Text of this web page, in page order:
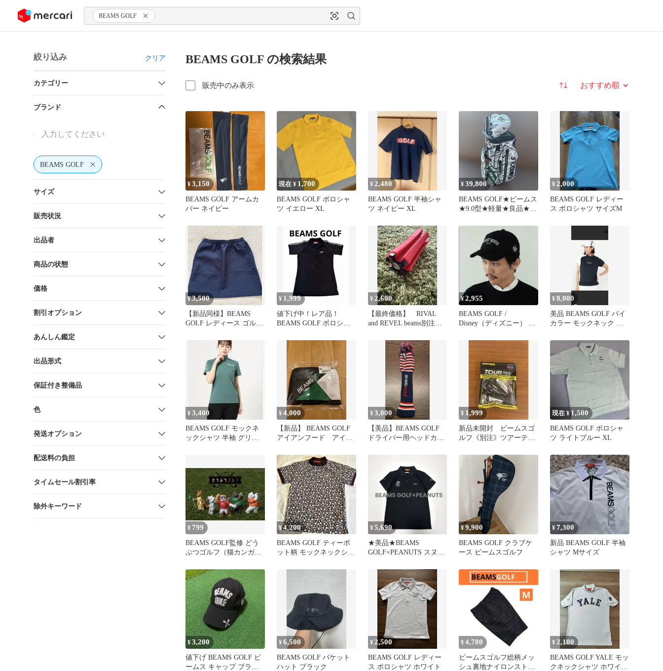
ツにスキップ BEAMS GOLF
絞り込み クリア
カテゴリー
ブランド
BEAMS GOLF
サイズ
販売状況
出品者
商品の状態
価格
割引オプション
あんしん鑑定
出品形式
保証付き整備品
色
発送オプション
配送料の負担
タイムセール割引率
除外キーワード
BEAMS GOLF の検索結果
販売中のみ表示 並び替え
¥3,150
BEAMS GOLF アームカ
バー ネイビー
現在 ¥ 1,700
BEAMS GOLF ポロシャ
ツ イエロー XL
¥ 2,480
BEAMS GOLF 半袖シャ
ツ ネイビー XL
¥39,800
BEAMS GOLF★ビームス
★9.0型★軽量★良品★ス
¥ 2,000
BEAMS GOLF レディー
ス ポロシャツ サイズM
¥3,500
【新品同様】BEAMS
GOLF レディース ゴルフ
¥ 1,999
値下げ中！レア品！
BEAMS GOLF ポロシャ
¥ 2,600
【最終価格】 RIVAL
and REVEL beams別注
¥2,955
BEAMS GOLF /
Disney（ディズニー） キ
¥8,000
美品 BEAMS GOLF バイ
カラー モックネック シ
¥3,400
BEAMS GOLF モックネ
ックシャツ 半袖 グリー
¥4,000
【新品】 BEAMS GOLF
アイアンフード アイア
¥3,000
【美品】BEAMS GOLF
ドライバー用ヘッドカバ
¥ 1,999
新品未開封 ビームスゴ
ルフ《別注》ツアーティ
現在 ¥1,500
BEAMS GOLF ポロシャ
ツ ライトブルー XL
¥ 799
BEAMS GOLF監修 どう
ぶつゴルフ（猫カンガル
¥4,200
BEAMS GOLF ティーポ
ット柄 モックネックシャ
¥5,690
★美品★BEAMS
GOLF×PEANUTS スヌー
¥9,900
BEAMS GOLF クラブケ
ース ビームスゴルフ
¥7,300
新品 BEAMS GOLF 半袖
シャツ Mサイズ
¥3,200
値下げ BEAMS GOLF ビ
ームス キャップ ブラッ
¥6,500
BEAMS GOLF バケット
ハット ブラック
¥ 2,500
BEAMS GOLF レディー
ス ポロシャツ ホワイト
¥ 4,780
ビームスゴルフ総柄メッ
シュ裏地ナイロンストレ
¥ 2,100
BEAMS GOLF YALE モッ
クネックシャツ ホワイト